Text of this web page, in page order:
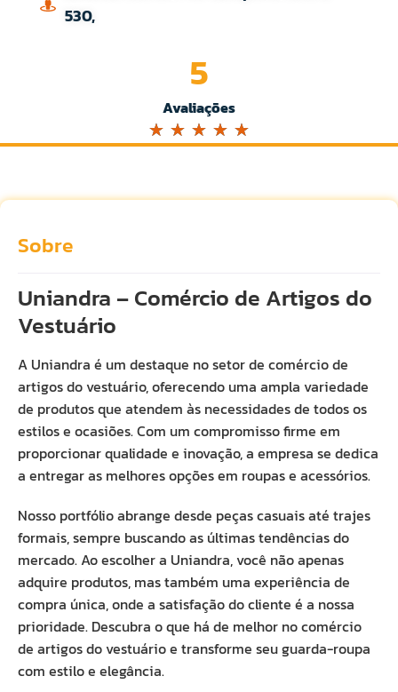
530,
Avaliações
5
☆ ☆ ☆ ☆ ☆
Sobre
Uniandra – Comércio de Artigos do
Vestuário
A Uniandra é um destaque no setor de comércio de
artigos do vestuário, oferecendo uma ampla variedade
de produtos que atendem às necessidades de todos os
estilos e ocasiões. Com um compromisso firme em
proporcionar qualidade e inovação, a empresa se dedica
a entregar as melhores opções em roupas e acessórios.
Nosso portfólio abrange desde peças casuais até trajes
formais, sempre buscando as últimas tendências do
mercado. Ao escolher a Uniandra, você não apenas
adquire produtos, mas também uma experiência de
compra única, onde a satisfação do cliente é a nossa
prioridade. Descubra o que há de melhor no comércio
de artigos do vestuário e transforme seu guarda-roupa
com estilo e elegância.